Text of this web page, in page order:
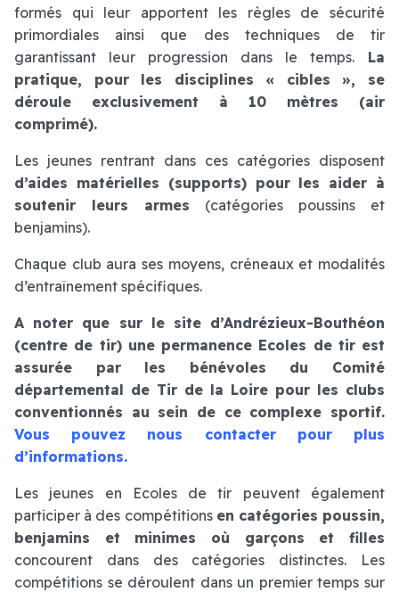
formés qui leur apportent les règles de sécurité
primordiales ainsi que des techniques de tir
garantissant leur progression dans le temps. La
pratique, pour les disciplines « cibles », se
déroule exclusivement à 10 mètres (air
comprimé).
Les jeunes rentrant dans ces catégories disposent
d’aides matérielles (supports) pour les aider à
soutenir leurs armes (catégories poussins et
benjamins).
Chaque club aura ses moyens, créneaux et modalités
d’entraînement spécifiques.
A noter que sur le site d’Andrézieux-Bouthéon
(centre de tir) une permanence Ecoles de tir est
assurée par les bénévoles du Comité
départemental de Tir de la Loire pour les clubs
conventionnés au sein de ce complexe sportif.
Vous pouvez nous contacter pour plus
d’informations.
Les jeunes en Ecoles de tir peuvent également
participer à des compétitions en catégories poussin,
benjamins et minimes où garçons et filles
concourent dans des catégories distinctes. Les
compétitions se déroulent dans un premier temps sur